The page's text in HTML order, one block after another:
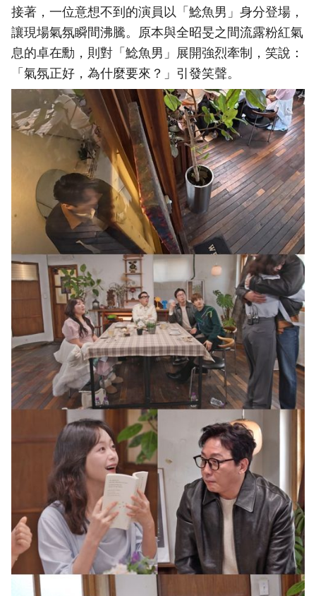
接著，一位意想不到的演員以「鯰魚男」身分登場，
讓現場氣氛瞬間沸騰。原本與全昭旻之間流露粉紅氣
息的卓在勳，則對「鯰魚男」展開強烈牽制，笑說：
「氣氛正好，為什麼要來？」引發笑聲。